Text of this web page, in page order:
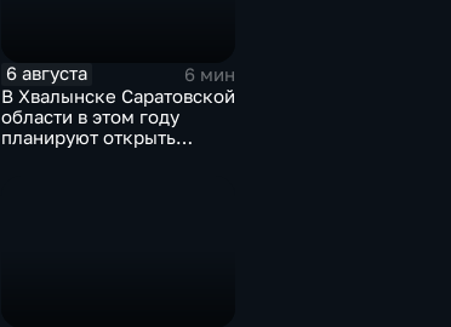
6 августа
6 мин
В Хвалынске Саратовской
области в этом году
планируют открыть